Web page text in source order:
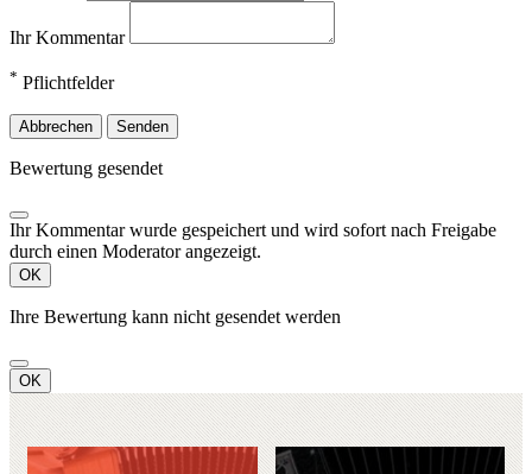
Ihr Kommentar
* Pflichtfelder
Abbrechen Senden
Bewertung gesendet
Ihr Kommentar wurde gespeichert und wird sofort nach Freigabe
durch einen Moderator angezeigt.
OK
Ihre Bewertung kann nicht gesendet werden
OK